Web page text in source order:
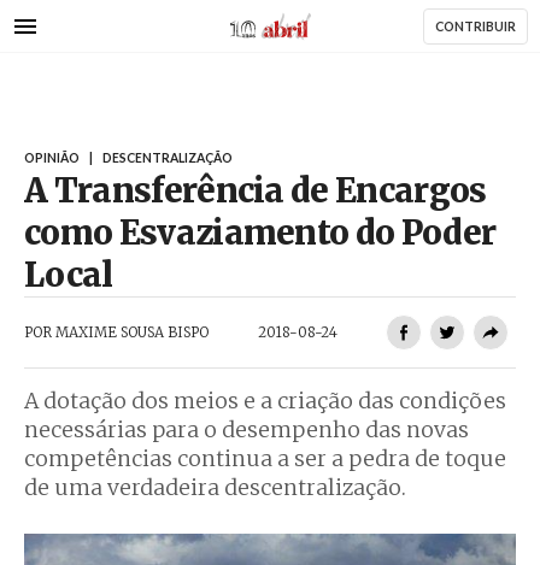
para
AbrilAbril CONTRIBUIR
OPINIÃO DESCENTRALIZAÇÃO
A Transferência de Encargos
como Esvaziamento do Poder
Local
POR MAXIME SOUSA BISPO 2018-08-24
A dotação dos meios e a criação das condições
necessárias para o desempenho das novas
competências continua a ser a pedra de toque
de uma verdadeira descentralização.